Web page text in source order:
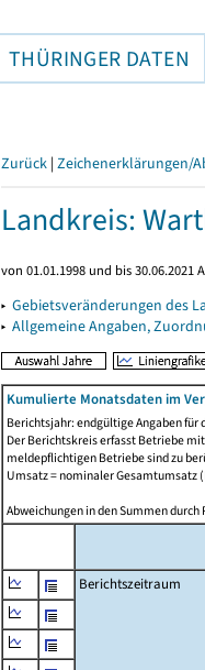
THÜRINGER DATEN
Zurück | Zeichenerklärungen/
Landkreis:
von 01.01.1998 und bis 30.06.2021
▸ Gebietsveränderungen des
▸ Allgemeine Angaben,
Kumulierte Monatsdaten im
Berichtsjahr: endgültige Angaben
Der Berichtskreis erfasst Betriebe
meldepflichtigen Betriebe sind zu
Umsatz = nominaler Gesamtumsatz
Abweichungen in den Summen
Berichtszeitraum